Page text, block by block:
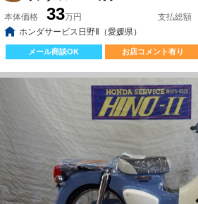
本体価格 33万円 支払総額
ホンダサービス日野Ⅱ（愛媛県）
メール商談OK お店コメント有り